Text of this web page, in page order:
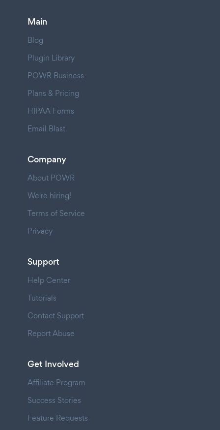
Main
Blog
Plugin Library
POWR Business
Plans & Pricing
HIPAA Forms
Email Blast
Company
About POWR
We're hiring!
Terms of Service
Privacy
Support
Help Center
Tutorials
Contact Support
Report Abuse
Get Involved
Affiliate Program
Success Stories
Feature Requests